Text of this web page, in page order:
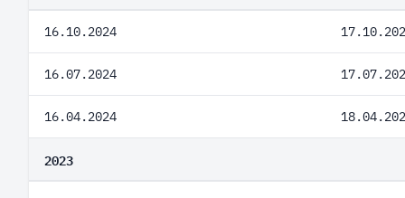
16.10.2024
16.07.2024
16.04.2024
2023